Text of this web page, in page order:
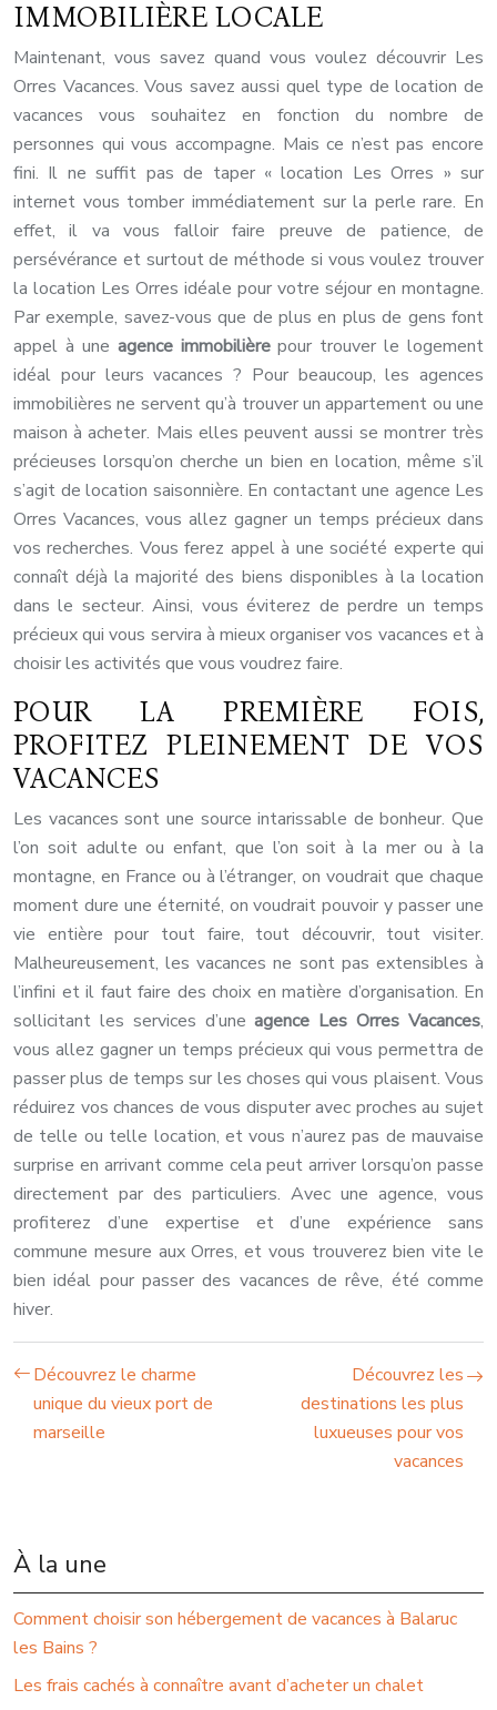
IMMOBILIÈRE LOCALE
Maintenant, vous savez quand vous voulez découvrir Les
Orres Vacances. Vous savez aussi quel type de location de
vacances vous souhaitez en fonction du nombre de
personnes qui vous accompagne. Mais ce n’est pas encore
fini. Il ne suffit pas de taper « location Les Orres » sur
internet vous tomber immédiatement sur la perle rare. En
effet, il va vous falloir faire preuve de patience, de
persévérance et surtout de méthode si vous voulez trouver
la location Les Orres idéale pour votre séjour en montagne.
Par exemple, savez-vous que de plus en plus de gens font
appel à une agence immobilièrepour trouver le logement
idéal pour leurs vacances ? Pour beaucoup, les agences
immobilières ne servent qu’à trouver un appartement ou une
maison à acheter. Mais elles peuvent aussi se montrer très
précieuses lorsqu’on cherche un bien en location, même s’il
s’agit de location saisonnière. En contactant une agence Les
Orres Vacances, vous allez gagner un temps précieux dans
vos recherches. Vous ferez appel à une société experte qui
connaît déjà la majorité des biens disponibles à la location
dans le secteur. Ainsi, vous éviterez de perdre un temps
précieux qui vous servira à mieux organiser vos vacances et à
choisir les activités que vous voudrez faire.
POUR LA PREMIÈRE FOIS,
PROFITEZ PLEINEMENT DE VOS
VACANCES
Les vacances sont une source intarissable de bonheur. Que
l’on soit adulte ou enfant, que l’on soit à la mer ou à la
montagne, en France ou à l’étranger, on voudrait que chaque
moment dure une éternité, on voudrait pouvoir y passer une
vie entière pour tout faire, tout découvrir, tout visiter.
Malheureusement, les vacances ne sont pas extensibles à
l’infini et il faut faire des choix en matière d’organisation. En
sollicitant les services d’uneagence Les Orres Vacances,
vous allez gagner un temps précieux qui vous permettra de
passer plus de temps sur les choses qui vous plaisent. Vous
réduirez vos chances de vous disputer avec proches au sujet
de telle ou telle location, et vous n’aurez pas de mauvaise
surprise en arrivant comme cela peut arriver lorsqu’on passe
directement par des particuliers. Avec une agence, vous
profiterez d’une expertise et d’une expérience sans
commune mesure aux Orres, et vous trouverez bien vite le
bien idéal pour passer des vacances de rêve, été comme
hiver.
Découvrez le charme
unique du vieux port de
marseille
Découvrez les
destinations les plus
luxueuses pour vos
vacances
À la une
Comment choisir son hébergement de vacances à Balaruc
les Bains ?
Les frais cachés à connaître avant d’acheter un chalet